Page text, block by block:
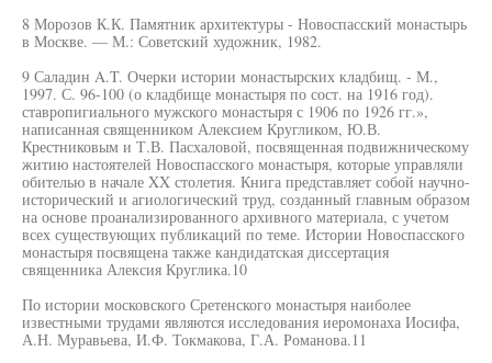
8 Морозов К.К. Памятник архитектуры - Новоспасский монастырь
в Москве. — М.: Советский художник, 1982.
9 Саладин A.T. Очерки истории монастырских кладбищ. - М.,
1997. С. 96-100 (о кладбище монастыря по сост. на 1916 год).
ставропигиального мужского монастыря с 1906 по 1926 гг.»,
написанная священником Алексием Кругликом, Ю.В.
Крестниковым и Т.В. Пасхаловой, посвященная подвижническому
житию настоятелей Новоспасского монастыря, которые управляли
обителью в начале XX столетия. Книга представляет собой научно-
исторический и агиологический труд, созданный главным образом
на основе проанализированного архивного материала, с учетом
всех существующих публикаций по теме. Истории Новоспасского
монастыря посвящена также кандидатская диссертация
священника Алексия Круглика.10
По истории московского Сретенского монастыря наиболее
известными трудами являются исследования иеромонаха Иосифа,
А.Н. Муравьева, И.Ф. Токмакова, Г.А. Романова.11